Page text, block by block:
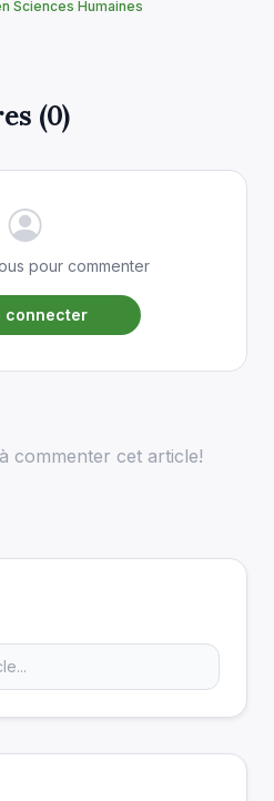
Sciences Humaines
(0)
pour commenter
connecter
commenter cet article!